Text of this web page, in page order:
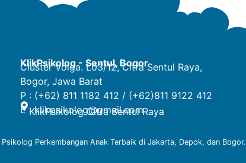
KlikPsikolog - Sentul, Bogor
Cluster Volga. L03/12, Citra Sentul Raya,
Bogor, Jawa Barat
P : (+62) 811 1182 412 / (+62)811 9122 412
E :klikpsikolog@gmail.com
KlikPsikolog Citra Sentul Raya
Psikolog Perkembangan Anak Terbaik di Jakarta, Depok, dan Bogor.